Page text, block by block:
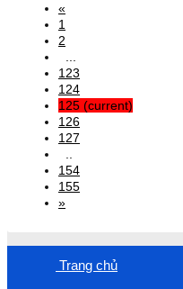
«
1
2
...
123
124
125 (current)
126
127
..
154
155
»
Trang chủ